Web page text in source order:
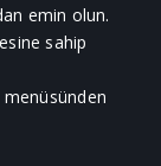
emin olun.
sahip